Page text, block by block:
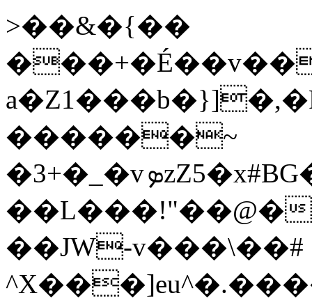
>��&�{��
������~
�3+�_�vܤzZ5�x#BG�3��ET@o�ԤX�a���
��L���!"��@�
��JW-v���\��#